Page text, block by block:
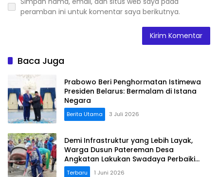
peramban ini untuk komentar saya berikutnya.
Baca Juga
Prabowo Beri Penghormatan Istimewa
Presiden Belarus: Bermalam di Istana
Negara
Berita Utama 3 Juli 2026
Demi Infrastruktur yang Lebih Layak,
Warga Dusun Patereman Desa
Angkatan Lakukan Swadaya Perbaiki
Jalan Rusak
Terbaru 1 Juni 2026